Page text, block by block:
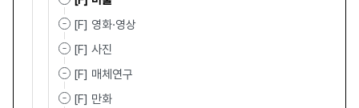
[F] 영화·영상
[F] 사진
[F] 매체연구
[F] 만화